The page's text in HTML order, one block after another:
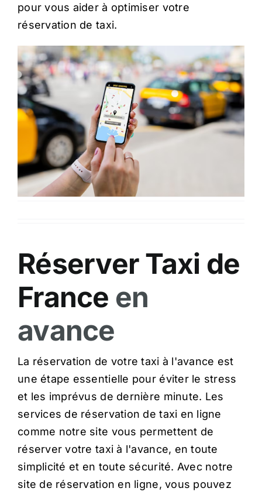
pour vous aider à optimiser votre
réservation de taxi.
Réserver Taxi de
France en
avance
La réservation de votre taxi à l'avance est
une étape essentielle pour éviter le stress
et les imprévus de dernière minute. Les
services de réservation de taxi en ligne
comme notre site vous permettent de
réserver votre taxi à l'avance, en toute
simplicité et en toute sécurité. Avec notre
site de réservation en ligne, vous pouvez